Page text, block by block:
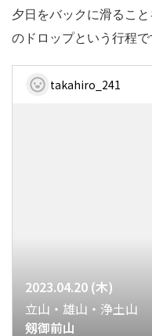
夕日をバックに滑るこ
のドロップという行程で